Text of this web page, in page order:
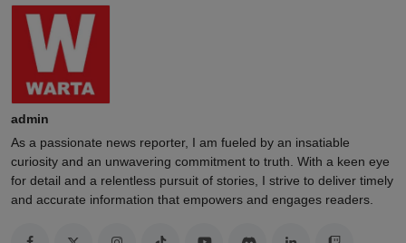
admin
As a passionate news reporter, I am fueled by an insatiable
curiosity and an unwavering commitment to truth. With a keen eye
for detail and a relentless pursuit of stories, I strive to deliver timely
and accurate information that empowers and engages readers.